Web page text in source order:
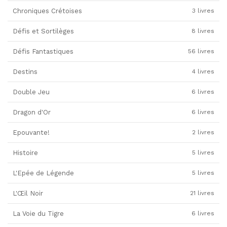
Chroniques Crétoises 3 livres
Défis et Sortilèges 8 livres
Défis Fantastiques 56 livres
Destins 4 livres
Double Jeu 6 livres
Dragon d'Or 6 livres
Epouvante! 2 livres
Histoire 5 livres
L'Epée de Légende 5 livres
L'Œil Noir 21 livres
La Voie du Tigre 6 livres